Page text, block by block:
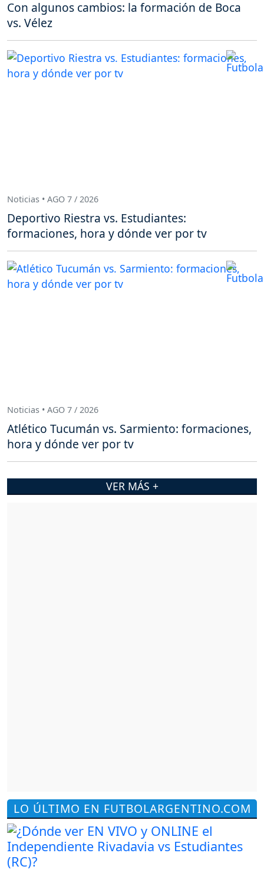
LO ÚLTIMO EN FUTBOLARGENTINO.COM
Con algunos cambios: la formación de Boca
vs. Vélez
Noticias • AGO 7 / 2026
Deportivo Riestra vs. Estudiantes:
formaciones, hora y dónde ver por tv
Noticias • AGO 7 / 2026
Atlético Tucumán vs. Sarmiento: formaciones,
hora y dónde ver por tv
VER MÁS +